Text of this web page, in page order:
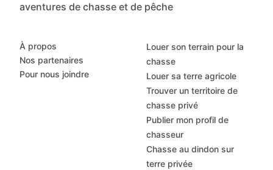
aventures de chasse et de pêche
À propos
Nos partenaires
Pour nous joindre
Louer son terrain pour la
chasse
Louer sa terre agricole
Trouver un territoire de
chasse privé
Publier mon profil de
chasseur
Chasse au dindon sur
terre privée